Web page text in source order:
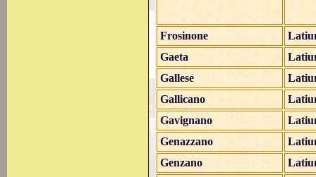
Frosinone
Gaeta
Gallese
Gallicano
Gavignano
Genazzano
Genzano